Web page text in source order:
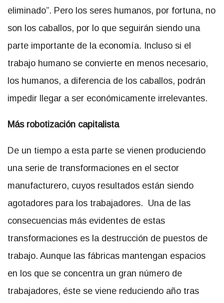
eliminado”. Pero los seres humanos, por fortuna, no
son los caballos, por lo que seguirán siendo una
parte importante de la economía. Incluso si el
trabajo humano se convierte en menos necesario,
los humanos, a diferencia de los caballos, podrán
impedir llegar a ser económicamente irrelevantes.
Más robotización capitalista
De un tiempo a esta parte se vienen produciendo
una serie de transformaciones en el sector
manufacturero, cuyos resultados están siendo
agotadores para los trabajadores. Una de las
consecuencias más evidentes de estas
transformaciones es la destrucción de puestos de
trabajo. Aunque las fábricas mantengan espacios
en los que se concentra un gran número de
trabajadores, éste se viene reduciendo año tras